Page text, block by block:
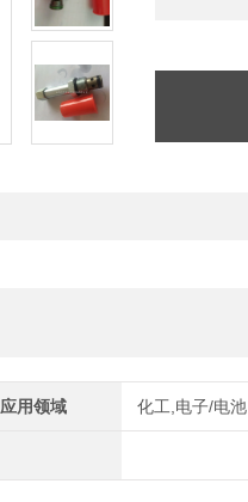
应用领域 化工,电子/电池